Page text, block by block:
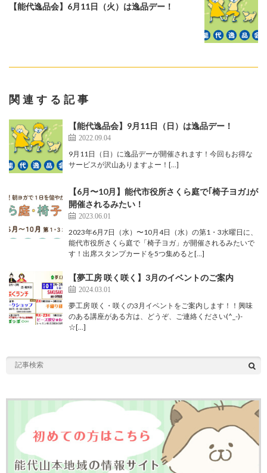
【能代逸品会】6月11日（火）は逸品デー！
関連する記事
【能代逸品会】9月11日（日）は逸品デー！
2022.09.04
9月11日（日）に逸品デーが開催されます！今回もお得な
サービスが沢山ありますよー！[…]
【6月〜10月】能代市役所さくら庭で｢椅子ヨガ｣が
開催されるみたい！
2023.06.01
2023年6月7日（水）〜10月4日（水）の第1・3水曜日に、
能代市役所さくら庭で「椅子ヨガ」が開催されるみたいで
す！出席スタンプカードを5つ集めると[…]
【夢工房 咲く咲く】3月のイベントのご案内
2024.03.01
夢工房 咲く・咲くの3月イベントをご案内します！！興味
のある講座がある方は、どうぞ、ご連絡ください(^_-)-
☆[…]